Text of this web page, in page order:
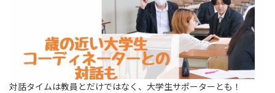
対話タイムは教員とだけではなく、大学生サポーターとも！